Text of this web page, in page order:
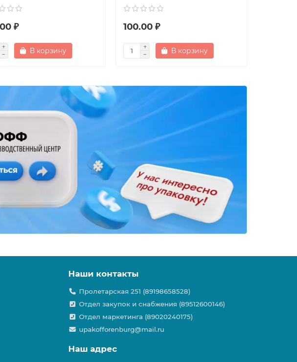
₽
В корзину
100.00 ₽
В корзину
Наши контакты
Пролетарская 251 (89198658528)
Отдел закупок и снабжения (89512600146)
Отдел маркетинга (89020240175)
upakofforenburg@mail.ru
Наш адрес